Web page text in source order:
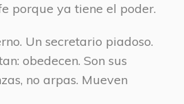
porque ya tiene el poder.
Un secretario piadoso.
obedecen. Son sus
no arpas. Mueven